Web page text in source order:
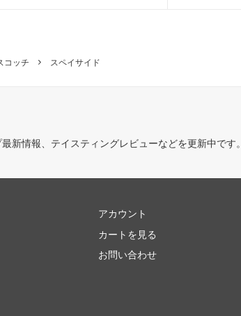
コッチ スペイサイド
新情報、テイスティングレビューなどを更新中です。
アカウント
カートを見る
お問い合わせ